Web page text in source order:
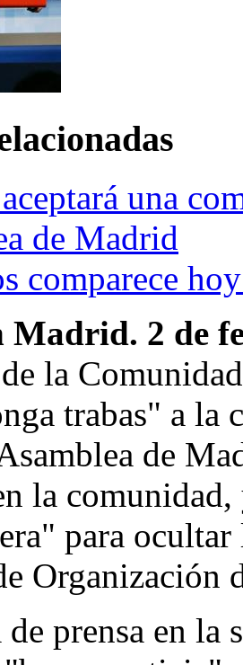
una
de Madrid
comparece
Madrid. 2 de
la
trabas" a la
de
la
para
Organización
prensa en la